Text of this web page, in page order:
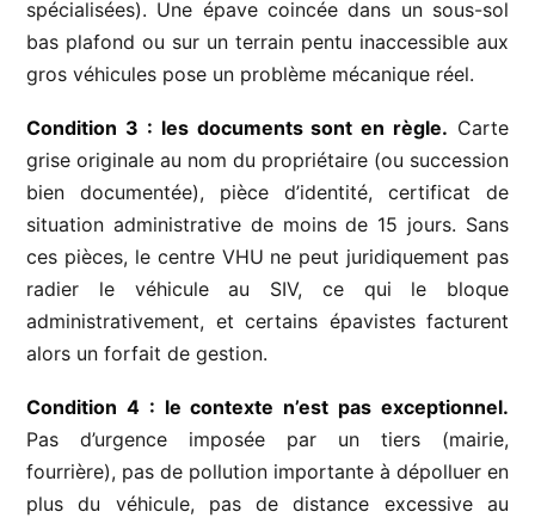
spécialisées). Une épave coincée dans un sous-sol
bas plafond ou sur un terrain pentu inaccessible aux
gros véhicules pose un problème mécanique réel.
Condition 3 : les documents sont en règle. Carte
grise originale au nom du propriétaire (ou succession
bien documentée), pièce d’identité, certificat de
situation administrative de moins de 15 jours. Sans
ces pièces, le centre VHU ne peut juridiquement pas
radier le véhicule au SIV, ce qui le bloque
administrativement, et certains épavistes facturent
alors un forfait de gestion.
Condition 4 : le contexte n’est pas exceptionnel.
Pas d’urgence imposée par un tiers (mairie,
fourrière), pas de pollution importante à dépolluer en
plus du véhicule, pas de distance excessive au